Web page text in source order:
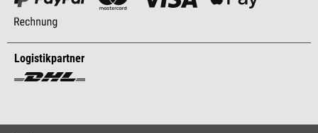
Logistikpartner